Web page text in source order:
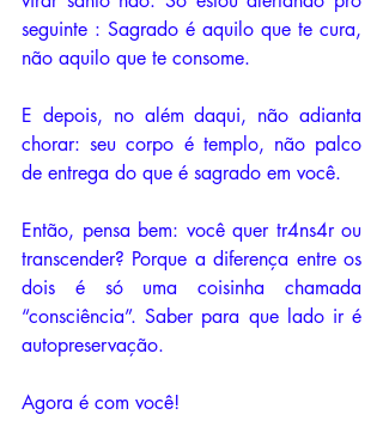
seguinte : Sagrado é aquilo que te cura,
não aquilo que te consome.
E depois, no além daqui, não adianta
chorar: seu corpo é templo, não palco
de entrega do que é sagrado em você.
Então, pensa bem: você quer tr4ns4r ou
transcender? Porque a diferença entre os
dois é só uma coisinha chamada
“consciência”. Saber para que lado ir é
autopreservação.
Agora é com você!